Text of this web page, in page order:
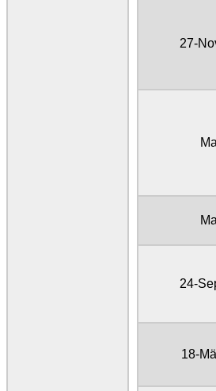
27-
24-
18-